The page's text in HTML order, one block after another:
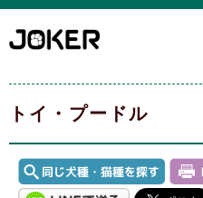
トイ・プードル